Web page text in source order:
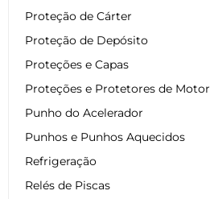
Proteção de Cárter
Proteção de Depósito
Proteções e Capas
Proteções e Protetores de Motor
Punho do Acelerador
Punhos e Punhos Aquecidos
Refrigeração
Relés de Piscas